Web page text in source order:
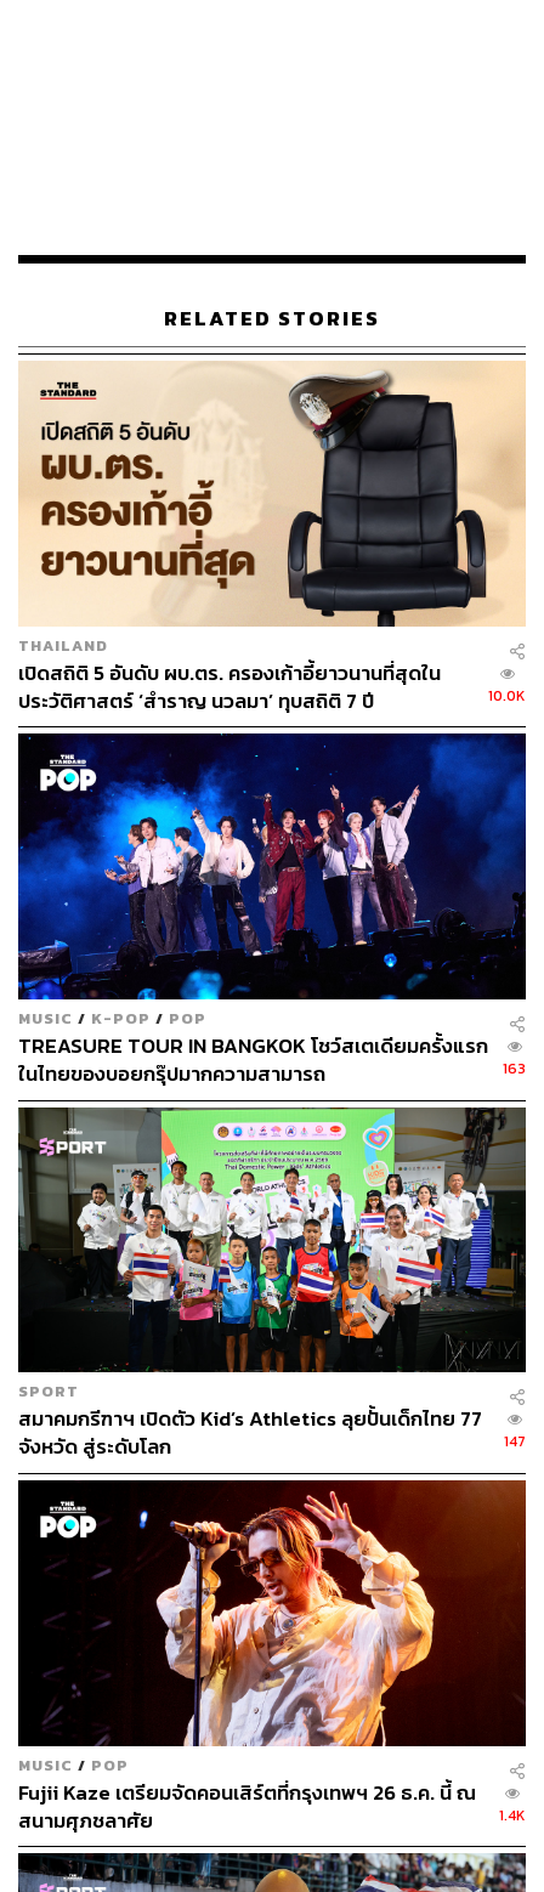
สำหรับการแข่งขันรักบี้ฟุตบอลประเพณีในวันที่ 30
พฤศจิกายนนี้ จะเป็นการแข่งขันรักบี้ 11 คน ซึ่งเปิดให้
ประชาชนทั่วไปที่สนใจในกีฬารักบี้เข้าชมการแข่งขันได้ โดย
สามารถซื้อบัตรเข้าชมการแข่งขันได้ในราคา 200 บาท
ประตูเริ่มเปิดในเวลา 16.00 น. และเริ่มแข่งขันในเวลา 17.00
TAGS: จักรทิพย์ ชัยจินดา กีฬารักบี้
วชิราวุธวิทยาลัย
สนามศุภชลาศัย
สุทศธวรรศ อารีย์รัตนะนคร
358
ABOUT THE AUTHOR
THE STANDARD TEAM
กองบรรณาธิการ THE STANDARD
RELATED STORIES
THAILAND
เปิดสถิติ 5 อันดับ ผบ.ตร. ครองเก้าอี้ยาวนานที่สุดใน
ประวัติศาสตร์ ‘สำราญ นวลมา’ ทุบสถิติ 7 ปี
10.0K
MUSIC / K-POP / POP
TREASURE TOUR IN BANGKOK โชว์สเตเดียมครั้งแรก
ในไทยของบอยกรุ๊ปมากความสามารถ
163
SPORT
สมาคมกรีฑาฯ เปิดตัว Kid’s Athletics ลุยปั้นเด็กไทย 77
จังหวัด สู่ระดับโลก
147
MUSIC / POP
Fujii Kaze เตรียมจัดคอนเสิร์ตที่กรุงเทพฯ 26 ธ.ค. นี้ ณ
สนามศุภชลาศัย
1.4K